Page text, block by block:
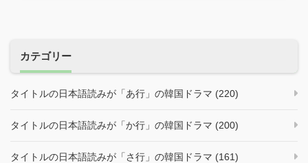
カテゴリー
タイトルの日本語読みが「あ行」の韓国ドラマ (220)
タイトルの日本語読みが「か行」の韓国ドラマ (200)
タイトルの日本語読みが「さ行」の韓国ドラマ (161)